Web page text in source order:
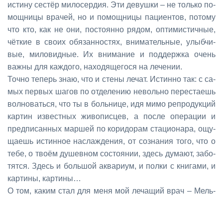
ис­ти­ну се­стёр ми­ло­сер­дия. Эти де­вуш­ки – не толь­ко по­
мощ­ни­цы вра­чей, но и по­мощ­ни­цы па­ци­ен­тов, по­то­му
что кто, как не они, по­сто­ян­но ря­дом, оп­ти­ми­стич­ные,
чёт­кие в сво­их обя­зан­но­стях, вни­ма­тель­ные, улыб­чи­
вые, ми­ло­вид­ные. Их вни­ма­ние и под­держ­ка очень
важ­ны для каж­до­го, на­хо­дя­ще­го­ся на ле­че­нии.
Точ­но те­перь знаю, что и сте­ны ле­чат. Ис­тин­но так: с са­
мых пер­вых ша­гов по от­де­ле­нию неволь­но пе­ре­ста­ешь
вол­но­вать­ся, что ты в боль­ни­це, идя ми­мо ре­про­дук­ций
кар­тин из­вест­ных жи­во­пис­цев, а по­сле опе­ра­ции и
пред­пи­сан­ных мар­шей по ко­ри­до­рам ста­ци­о­на­ра, ощу­
ща­ешь ис­тин­ное на­сла­жде­ния, от со­зна­ния то­го, что о
те­бе, о тво­ём ду­шев­ном со­сто­я­нии, здесь ду­ма­ют, за­бо­
тят­ся. Здесь и боль­шой ак­ва­ри­ум, и пол­ки с кни­га­ми, и
кар­ти­ны, кар­ти­ны…
О том, ка­ким стал для ме­ня мой ле­ча­щий врач – Мель­